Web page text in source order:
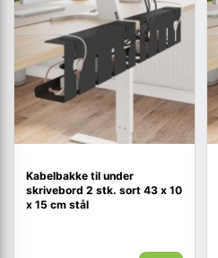
Kabelbakke til under
skrivebord 2 stk. sort 43 x 10
x 15 cm stål